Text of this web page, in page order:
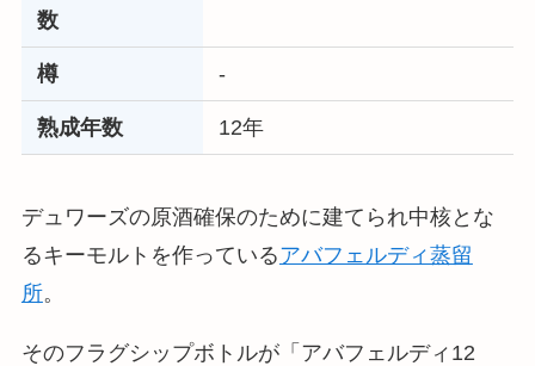
数
樽 ‐
熟成年数 12年
デュワーズの原酒確保のために建てられ中核とな
るキーモルトを作っているアバフェルディ蒸留
所。
そのフラグシップボトルが「アバフェルディ12